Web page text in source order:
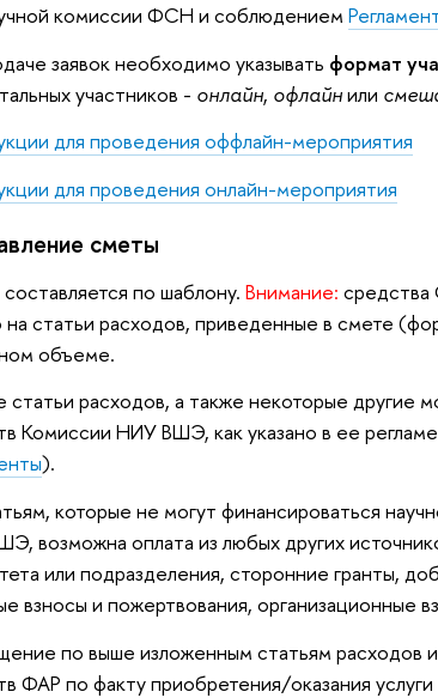
комиссии ФСН и соблюдением
заявок необходимо указывать формат
участников - онлайн, офлайнили
для проведения оффлайн-мероприятия
для проведения онлайн-мероприятия
сметы
по шаблону.Внимание: средства
на статьи расходов, приведенные в смете
объеме.
расходов, а также некоторые другие
Комиссии НИУ ВШЭ, как указано в ее
).
которые не могут финансироваться
возможна оплата из любых других
или подразделения, сторонние гранты,
взносы и пожертвования, организационные
по выше изложенным статьям расходов
ФАР по факту приобретения/оказания